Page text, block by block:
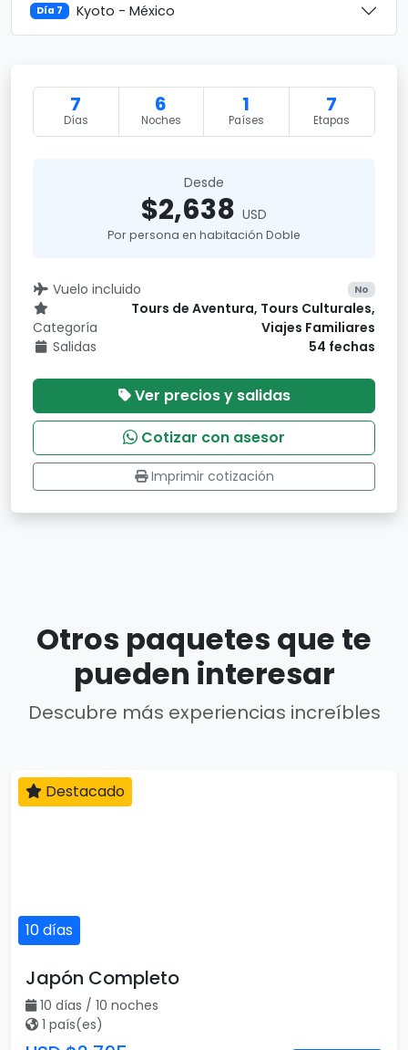
Día 7 Kyoto - México
7
Días
6
Noches
1
Países
7
Etapas
Desde
$2,638 USD
Por persona en habitación Doble
Vuelo incluido No
Categoría
Tours de Aventura, Tours Culturales,
Viajes Familiares
Salidas
54 fechas
Ver precios y salidas
Cotizar con asesor
Imprimir cotización
Otros paquetes que te
pueden interesar
Descubre más experiencias increíbles
10 días
Destacado
Japón Completo
10 días / 10 noches
1 país(es)